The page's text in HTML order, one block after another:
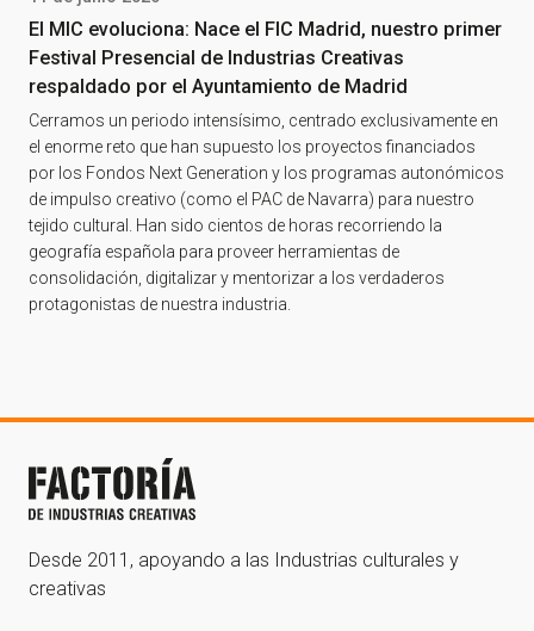
El MIC evoluciona: Nace el FIC Madrid, nuestro primer
Festival Presencial de Industrias Creativas
respaldado por el Ayuntamiento de Madrid
Cerramos un periodo intensísimo, centrado exclusivamente en
el enorme reto que han supuesto los proyectos financiados
por los Fondos Next Generation y los programas autonómicos
de impulso creativo (como el PAC de Navarra) para nuestro
tejido cultural. Han sido cientos de horas recorriendo la
geografía española para proveer herramientas de
consolidación, digitalizar y mentorizar a los verdaderos
protagonistas de nuestra industria.
Desde 2011, apoyando a las Industrias culturales y
creativas